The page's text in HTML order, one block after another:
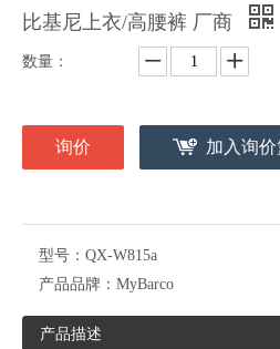
比基尼上衣/高腰裤 厂商
数量：
询价 加入询价
型号： QX-W815a
产品品牌： MyBarco
产品描述